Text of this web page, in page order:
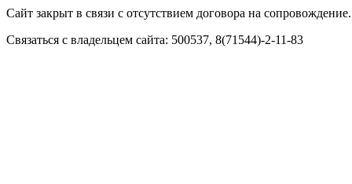
Сайт закрыт в связи с отсутствием договора на сопровождение.
Связаться с владельцем сайта: 500537, 8(71544)-2-11-83